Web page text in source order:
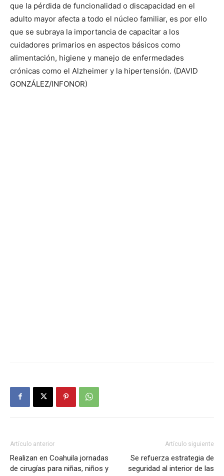
que la pérdida de funcionalidad o discapacidad en el
adulto mayor afecta a todo el núcleo familiar, es por ello
que se subraya la importancia de capacitar a los
cuidadores primarios en aspectos básicos como
alimentación, higiene y manejo de enfermedades
crónicas como el Alzheimer y la hipertensión. (DAVID
GONZÁLEZ/INFONOR)
Artículo anterior
Realizan en Coahuila jornadas
de cirugías para niñas, niños y
Artículo siguiente
Se refuerza estrategia de
seguridad al interior de las